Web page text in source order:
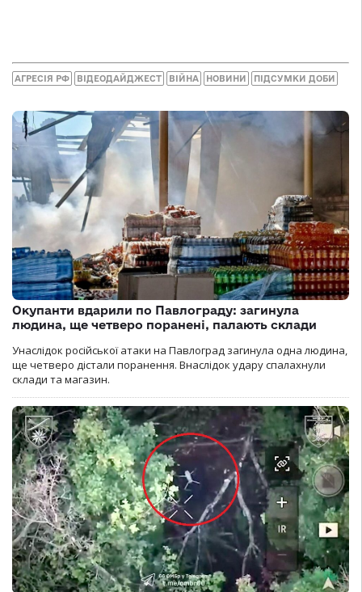
АГРЕСІЯ РФ ВІДЕОДАЙДЖЕСТ ВІЙНА НОВИНИ ПІДСУМКИ ДОБИ
Окупанти вдарили по Павлограду: загинула
людина, ще четверо поранені, палають склади
Унаслідок російської атаки на Павлоград загинула одна людина,
ще четверо дістали поранення. Внаслідок удару спалахнули
склади та магазин.